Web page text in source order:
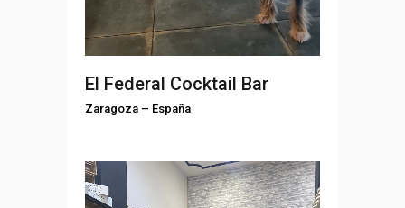
El Federal Cocktail Bar
Zaragoza – España